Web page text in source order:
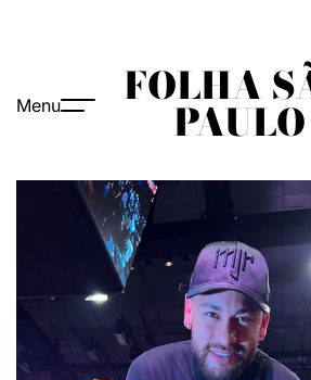
Menu FOLHA
PAULO